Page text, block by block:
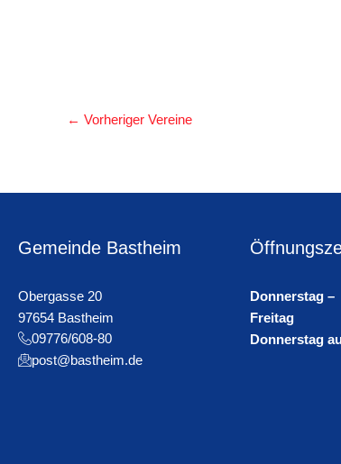
← Vorheriger Vereine
Gemeinde Bastheim
Obergasse 20
97654 Bastheim
09776/608-80
post@bastheim.de
Donnerstag –
Freitag
Donnerstag